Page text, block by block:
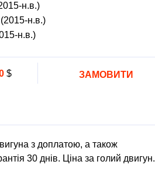
н.в.)
н.в.)
н.в.)
$ ЗАМОВИТИ
з доплатою, а також
30 днів. Ціна за голий двигун.